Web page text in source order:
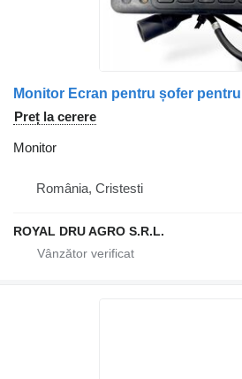
Preț la cerere
Monitor
România, Cristesti
ROYAL DRU AGRO S.R.L.